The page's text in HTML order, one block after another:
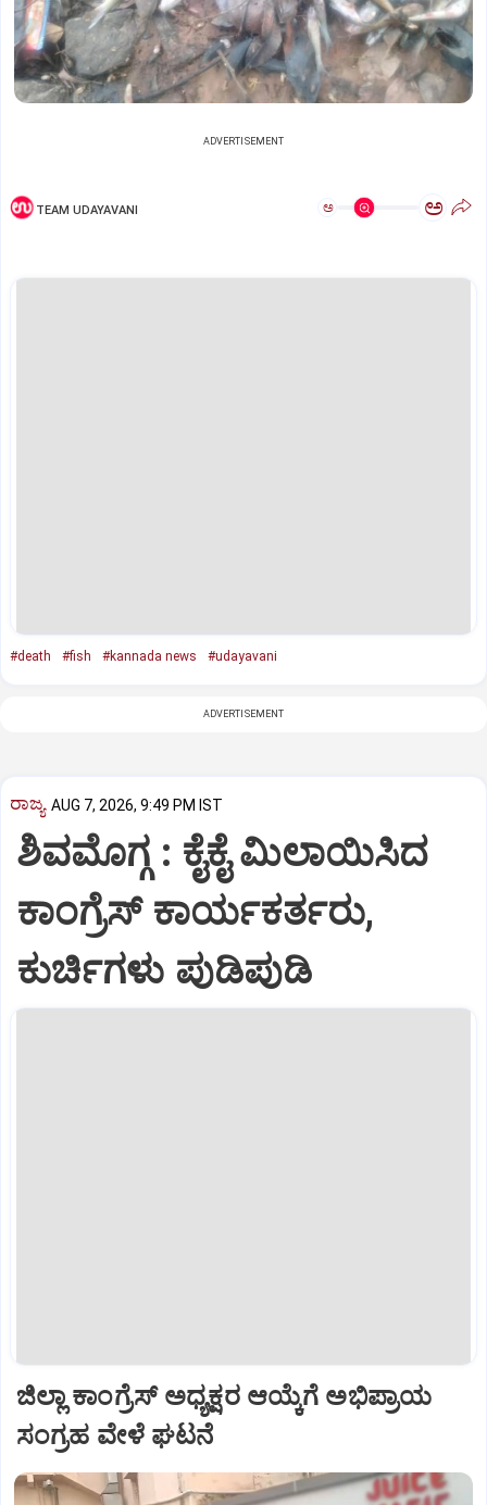
ADVERTISEMENT
TEAM UDAYAVANI ಅ ಅ
#death #fish #kannada news #udayavani
ADVERTISEMENT
ರಾಜ್ಯ AUG 7, 2026, 9:49 PM IST
ಶಿವಮೊಗ್ಗ : ಕೈಕೈ ಮಿಲಾಯಿಸಿದ
ಕಾಂಗ್ರೆಸ್ ಕಾರ್ಯಕರ್ತರು,
ಕುರ್ಚಿಗಳು ಪುಡಿಪುಡಿ
ಜಿಲ್ಲಾ ಕಾಂಗ್ರೆಸ್ ಅಧ್ಯಕ್ಷರ ಆಯ್ಕೆಗೆ ಅಭಿಪ್ರಾಯ
ಸಂಗ್ರಹ ವೇಳೆ ಘಟನೆ